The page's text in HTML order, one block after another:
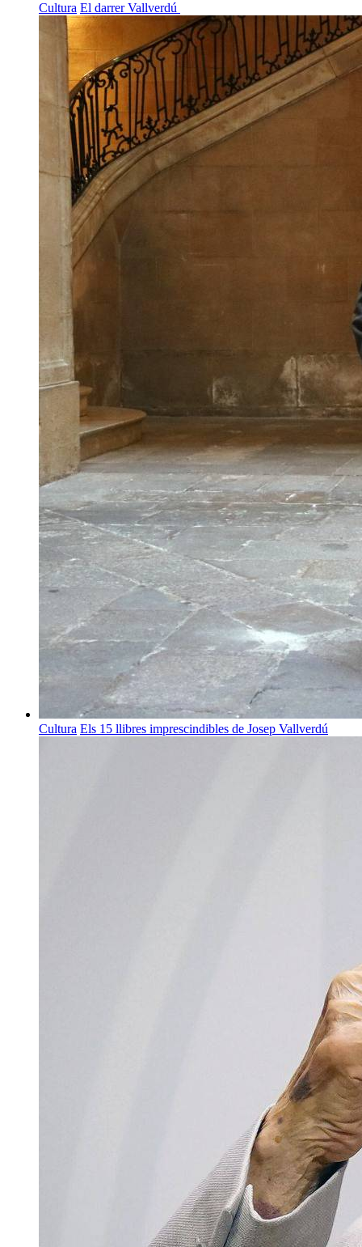
Cultura El darrer Vallverdú
Cultura Els 15 llibres imprescindibles de Josep Vallverdú